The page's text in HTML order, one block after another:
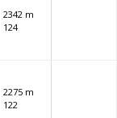
2342 m
124
2275 m
122